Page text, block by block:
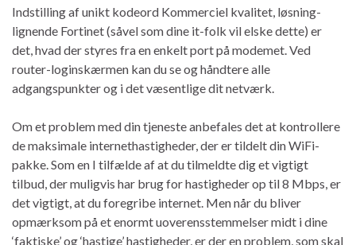
Indstilling af unikt kodeord Kommerciel kvalitet, løsning-
lignende Fortinet (såvel som dine it-folk vil elske dette) er
det, hvad der styres fra en enkelt port på modemet. Ved
router-loginskærmen kan du se og håndtere alle
adgangspunkter og i det væsentlige dit netværk.
Om et problem med din tjeneste anbefales det at kontrollere
de maksimale internethastigheder, der er tildelt din WiFi-
pakke. Som en I tilfælde af at du tilmeldte dig et vigtigt
tilbud, der muligvis har brug for hastigheder op til 8 Mbps, er
det vigtigt, at du foregribe internet. Men når du bliver
opmærksom på et enormt uoverensstemmelser midt i dine
‘faktiske’ og ‘hastige’ hastigheder, er der en problem, som skal